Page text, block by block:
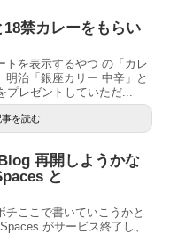
禁カレーをもらい
トを表示するやつ の「カレ
明治「銀座カリー 中辛」と
プレゼントしていただ...
事を読む
再開しようかな
と
ここで書いていこうかと
がサービス終了し、